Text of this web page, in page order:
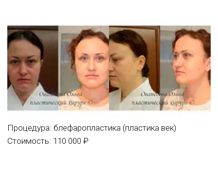
Процедура: блефаропластика (пластика век)
Стоимость: 110 000 ₽